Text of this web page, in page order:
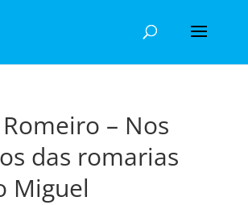
– Nos
das romarias
Miguel